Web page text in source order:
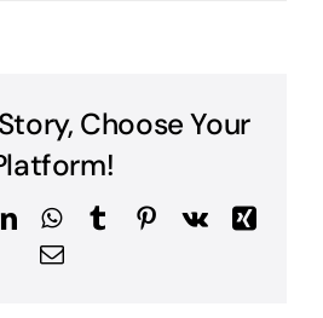
Choose Your
LinkedInWhatsApp
TumblrPinterest
Vk
Xing
Email